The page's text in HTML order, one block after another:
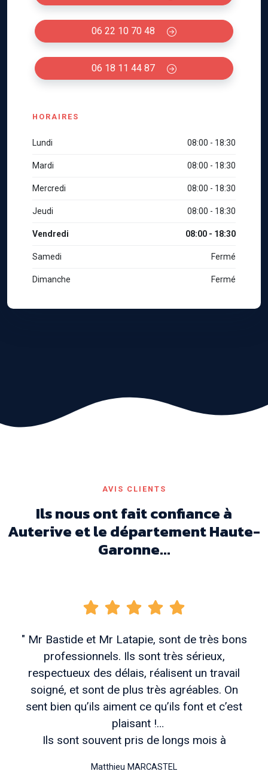
06 22 10 70 48
06 18 11 44 87
HORAIRES
Lundi 08:00 - 18:30
Mardi 08:00 - 18:30
Mercredi 08:00 - 18:30
Jeudi 08:00 - 18:30
Vendredi 08:00 - 18:30
Samedi Fermé
Dimanche Fermé
AVIS CLIENTS
Ils nous ont fait confiance à
Auterive et le département Haute-
Garonne...
" Mr Bastide et Mr Latapie, sont de très bons
professionnels. Ils sont très sérieux,
respectueux des délais, réalisent un travail
soigné, et sont de plus très agréables. On
sent bien qu’ils aiment ce qu’ils font et c’est
plaisant !
Ils sont souvent pris de longs mois à
Matthieu MARCASTEL